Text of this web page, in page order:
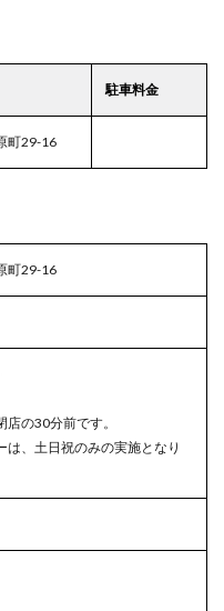
駐車料金
町29-16
町29-16
の30分前です。
、土日祝のみの実施となり